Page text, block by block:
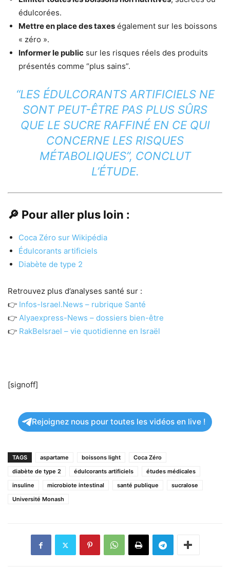
édulcorées.
Mettre en place des taxes également sur les boissons
« zéro ».
Informer le public sur les risques réels des produits
présentés comme “plus sains”.
“LES ÉDULCORANTS ARTIFICIELS NE
SONT PEUT-ÊTRE PAS PLUS SÛRS
QUE LE SUCRE RAFFINÉ EN CE QUI
CONCERNE LES RISQUES
MÉTABOLIQUES”, CONCLUT
L’ÉTUDE.
🔎 Pour aller plus loin :
Coca Zéro sur Wikipédia
Édulcorants artificiels
Diabète de type 2
Retrouvez plus d’analyses santé sur :
👉 Infos-Israel.News – rubrique Santé
👉 Alyaexpress-News – dossiers bien-être
👉 RakBeIsrael – vie quotidienne en Israël
[signoff]
Rejoignez nous pour toutes les vidéos en live !
TAGS aspartame boissons light
Coca Zéro
diabète de type 2
édulcorants artificiels
études médicales
insuline
microbiote intestinal santé publique
sucralose
Université Monash